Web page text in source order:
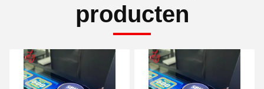
producten